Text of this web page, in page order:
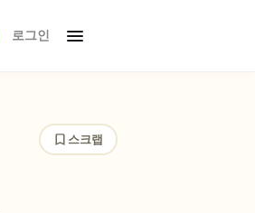
로그인
스크랩